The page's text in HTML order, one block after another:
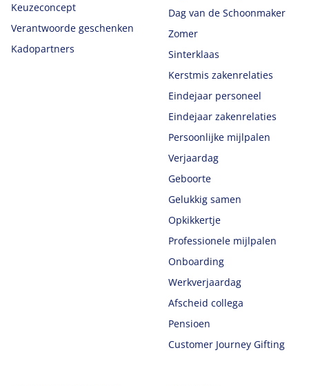
Keuzeconcept
Verantwoorde geschenken
Kadopartners
Dag van de Schoonmaker
Zomer
Sinterklaas
Kerstmis zakenrelaties
Eindejaar personeel
Eindejaar zakenrelaties
Persoonlijke mijlpalen
Verjaardag
Geboorte
Gelukkig samen
Opkikkertje
Professionele mijlpalen
Onboarding
Werkverjaardag
Afscheid collega
Pensioen
Customer Journey Gifting